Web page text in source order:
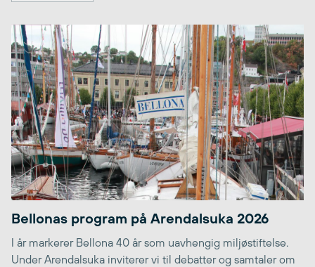
Bellonas program på Arendalsuka 2026
I år markerer Bellona 40 år som uavhengig miljøstiftelse.
Under Arendalsuka inviterer vi til debatter og samtaler om